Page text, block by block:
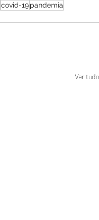
covid-19pandemia
Ver tudo